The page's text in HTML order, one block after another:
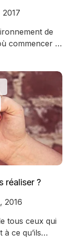
de
commencer ?
réaliser ?
2016
tous ceux qui
à ce qu’ils